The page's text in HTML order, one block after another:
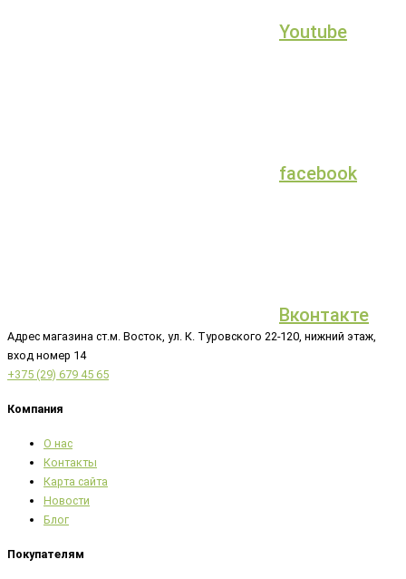
Youtube
facebook
Вконтакте
Адрес магазина ст.м. Восток, ул. К. Туровского 22-120, нижний этаж,
вход номер 14
+375 (29) 679 45 65
Компания
О нас
Контакты
Карта сайта
Новости
Блог
Покупателям